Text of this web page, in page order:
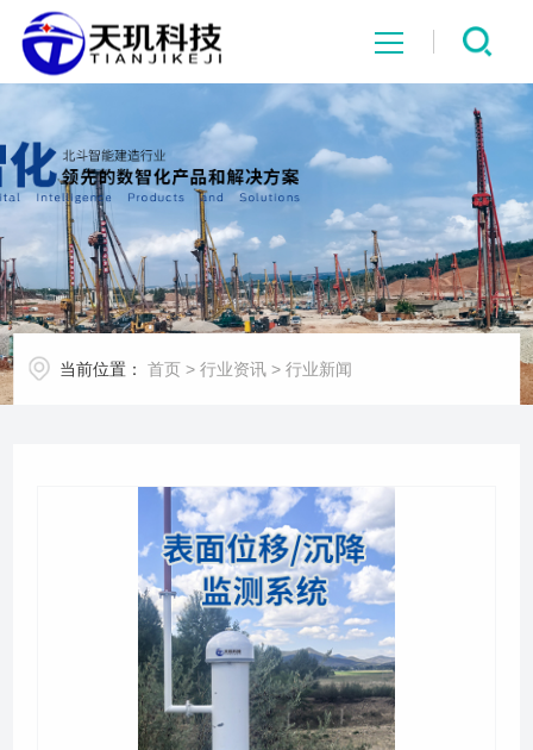
网站首页
系统中心
解决方案
项目案例
行业资讯
关于我们
当前位置： 首页 >行业资讯 >行业新闻